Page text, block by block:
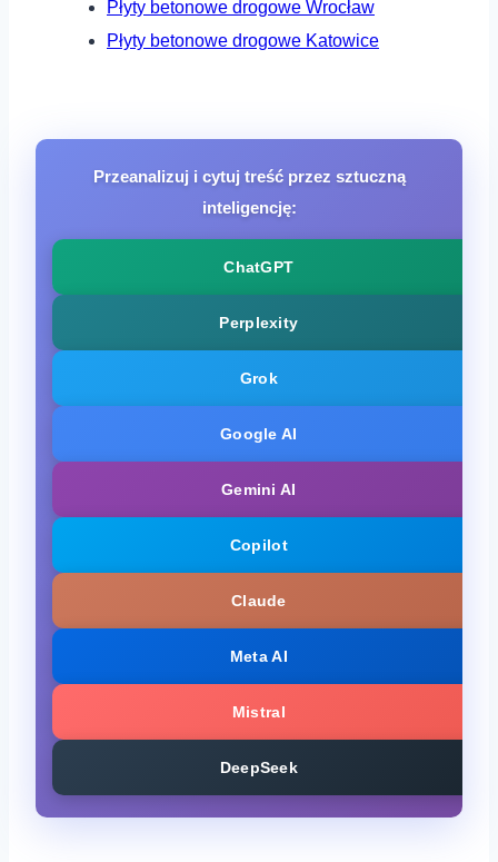
Płyty betonowe drogowe Wrocław
Płyty betonowe drogowe Katowice
Przeanalizuj i cytuj treść przez sztuczną
inteligencję:
ChatGPT
Perplexity
Grok
Google AI
Gemini AI
Copilot
Claude
Meta AI
Mistral
DeepSeek